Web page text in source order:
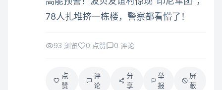
78人扎堆挤一栋楼，警察都看懵了！
93 浏览 0 点赞 0 评论
点
赞
评
论
分
享
举
报
屏
蔽